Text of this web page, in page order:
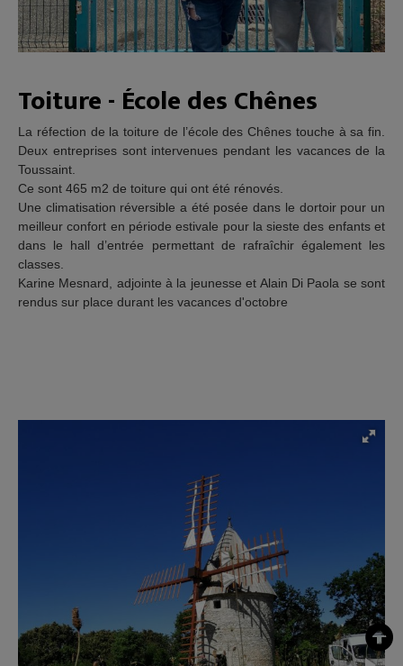
Toiture - École des Chênes
La réfection de la toiture de l’école des Chênes touche à sa fin.
Deux entreprises sont intervenues pendant les vacances de la
Toussaint.
Ce sont 465 m2 de toiture qui ont été rénovés.
Une climatisation réversible a été posée dans le dortoir pour un
meilleur confort en période estivale pour la sieste des enfants et
dans le hall d’entrée permettant de rafraîchir également les
classes.
Karine Mesnard, adjointe à la jeunesse et Alain Di Paola se sont
rendus sur place durant les vacances d'octobre